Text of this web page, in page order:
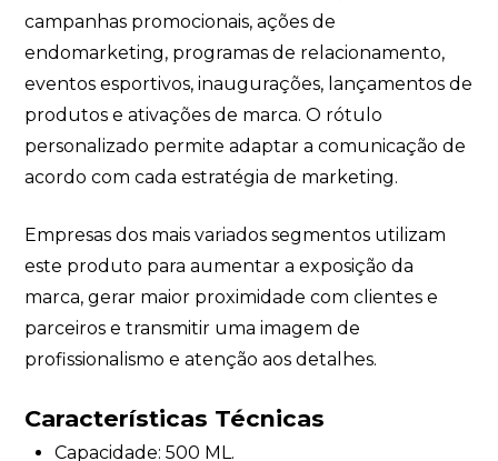
campanhas promocionais, ações de
endomarketing, programas de relacionamento,
eventos esportivos, inaugurações, lançamentos de
produtos e ativações de marca. O rótulo
personalizado permite adaptar a comunicação de
acordo com cada estratégia de marketing.
Empresas dos mais variados segmentos utilizam
este produto para aumentar a exposição da
marca, gerar maior proximidade com clientes e
parceiros e transmitir uma imagem de
profissionalismo e atenção aos detalhes.
Características Técnicas
Capacidade: 500 ML.